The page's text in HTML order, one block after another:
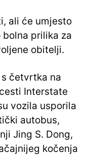
ali će umjesto
prilika za
obitelji.
četvrtka na
Interstate
vozila usporila
autobus,
Jing S. Dong,
kočenja